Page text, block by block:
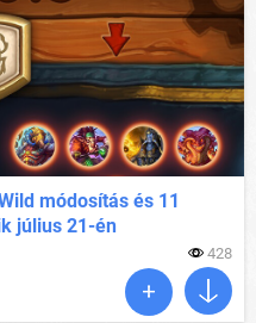
módosítás és 11
július 21-én
428